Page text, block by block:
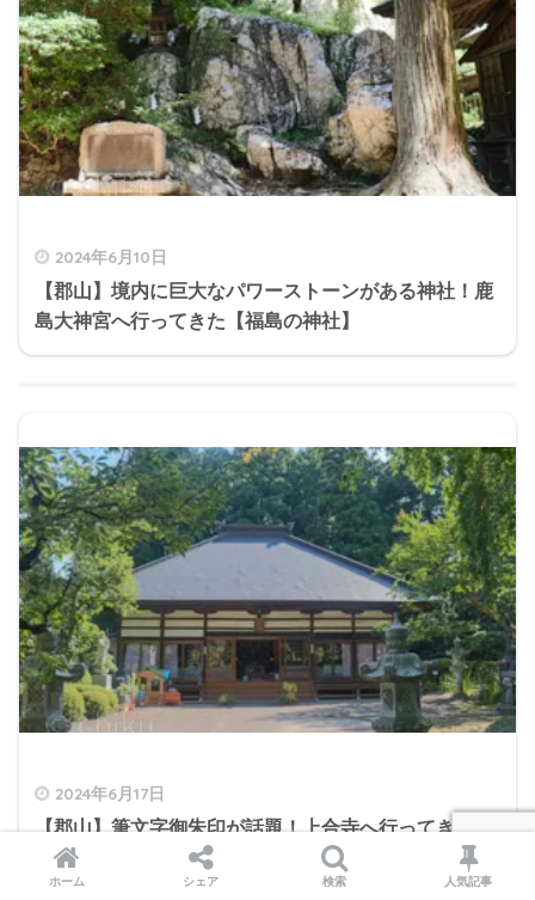
2024年6月10日
【郡山】境内に巨大なパワーストーンがある神社！鹿
島大神宮へ行ってきた【福島の神社】
2024年6月17日
【郡山】筆文字御朱印が話題！上合寺へ行ってきた
【福島の寺院】
ホーム シェア 検索 人気記事